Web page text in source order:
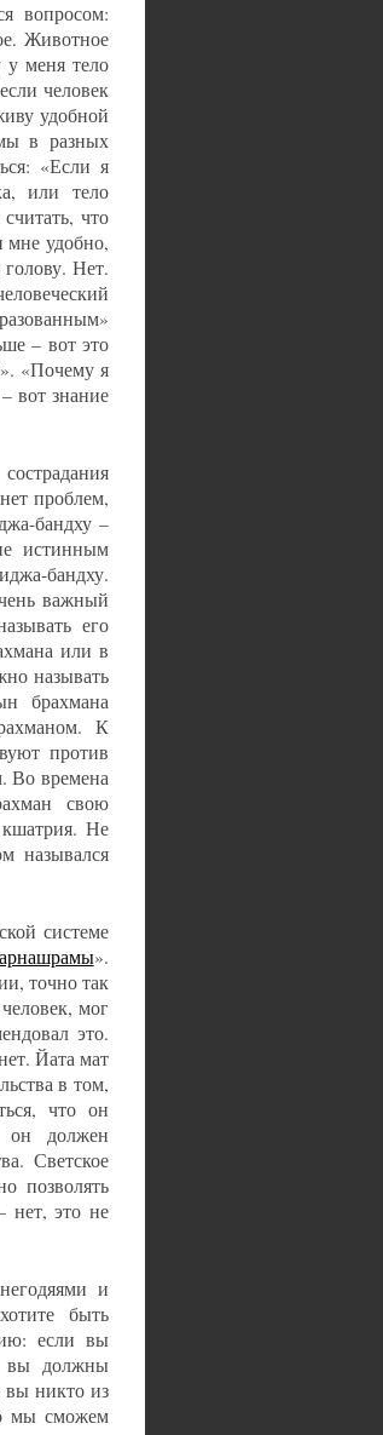
вопросом:
Животное
у меня тело
человек
удобной
в разных
«Если я
или тело
что
мне удобно,
Нет.
– вот это
«Почему я
вот знание
нет проблем,
бандху –
истинным
бандху.
важный
его
или в
называть
брахмана
К
против
Во времена
свою
кшатрия. Не
назывался
системе
».
точно так
мог
это.
Йата мат
в том,
что он
он должен
Светское
позволять
нет, это не
и
быть
если вы
вы должны
вы никто из
мы сможем